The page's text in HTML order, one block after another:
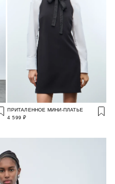
ПРИТАЛЕННОЕ МИНИ-ПЛАТЬЕ
4 599 ₽